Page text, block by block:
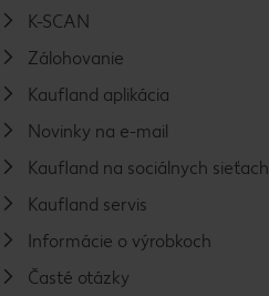
K-SCAN
Zálohovanie
Kaufland aplikácia
Novinky na e-mail
Kaufland na sociálnych sieťach
Kaufland servis
Informácie o výrobkoch
Časté otázky